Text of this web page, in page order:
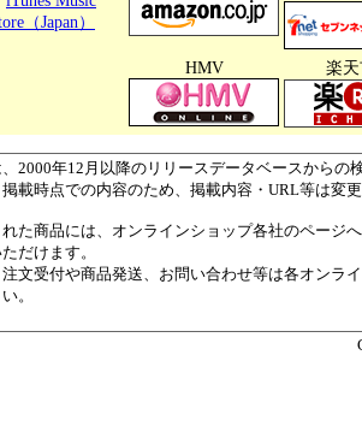
HMV 楽
2000年12月以降のリリースデータベースからの
掲載時点での内容のため、掲載内容・URL等は変
た商品には、オンラインショップ各社のページ
だけます。
文受付や商品発送、お問い合わせ等は各オンラ
。